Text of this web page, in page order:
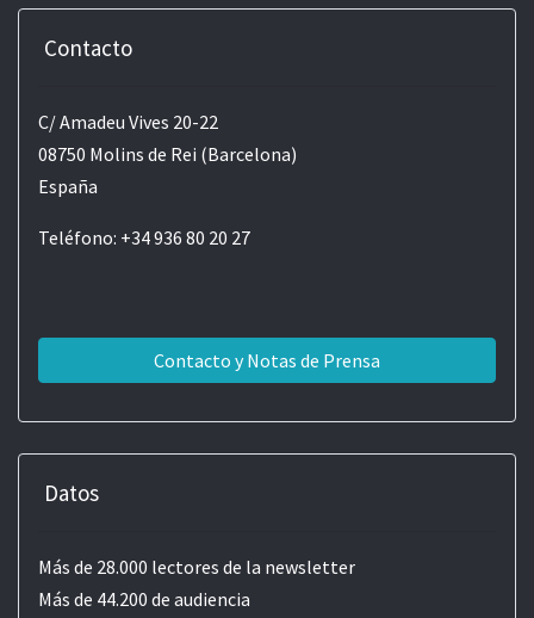
Contacto
C/ Amadeu Vives 20-22
08750 Molins de Rei (Barcelona)
España
Teléfono: +34 936 80 20 27
Contacto y Notas de Prensa
Datos
Más de 28.000 lectores de la newsletter
Más de 44.200 de audiencia